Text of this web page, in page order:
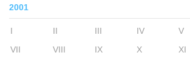
2001
I II III IV V
VII
VIII IX X XI